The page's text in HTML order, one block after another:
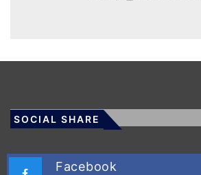
SOCIAL SHARE
Facebook